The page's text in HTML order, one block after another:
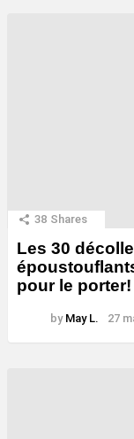
38 Shares
Les 30
pour le
by May L. 27